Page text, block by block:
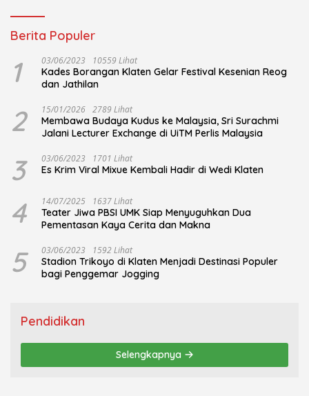
Berita Populer
1 03/06/2023 10559 Lihat
Kades Borangan Klaten Gelar Festival Kesenian Reog
dan Jathilan
2 15/01/2026 2789 Lihat
Membawa Budaya Kudus ke Malaysia, Sri Surachmi
Jalani Lecturer Exchange di UiTM Perlis Malaysia
3 03/06/2023 1701 Lihat
Es Krim Viral Mixue Kembali Hadir di Wedi Klaten
4 14/07/2025 1637 Lihat
Teater Jiwa PBSI UMK Siap Menyuguhkan Dua
Pementasan Kaya Cerita dan Makna
5 03/06/2023 1592 Lihat
Stadion Trikoyo di Klaten Menjadi Destinasi Populer
bagi Penggemar Jogging
Pendidikan
Selengkapnya